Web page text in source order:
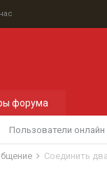
Пользователи онлайн
форума
Соединить